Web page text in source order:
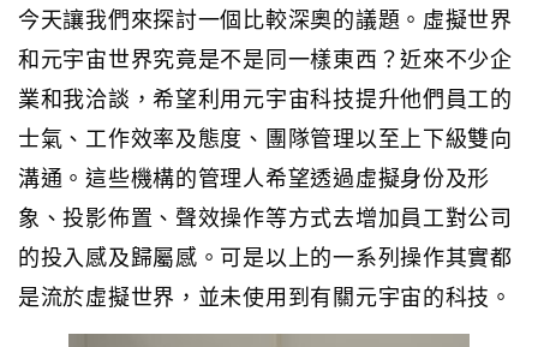
今天讓我們來探討一個比較深奧的議題。虛擬世界
和元宇宙世界究竟是不是同一樣東西？近來不少企
業和我洽談，希望利用元宇宙科技提升他們員工的
士氣、工作效率及態度、團隊管理以至上下級雙向
溝通。這些機構的管理人希望透過虛擬身份及形
象、投影佈置、聲效操作等方式去增加員工對公司
的投入感及歸屬感。可是以上的一系列操作其實都
是流於虛擬世界，並未使用到有關元宇宙的科技。